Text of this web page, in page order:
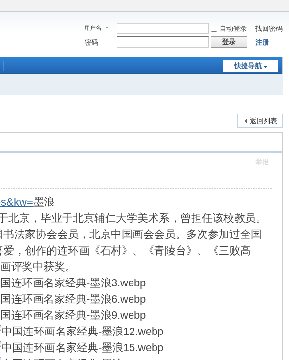
用户名 自动登录
找回密码
密码
登录 注册
快捷导航
返回列表
举报
墨浪
京，毕业于北京辅仁大学美术系，曾担任该校教员。
法家协会会员，北京中国画会会员。多次参加过全国
，创作的连环画《石村》、《青陵台》、《三败高
评奖中获奖。